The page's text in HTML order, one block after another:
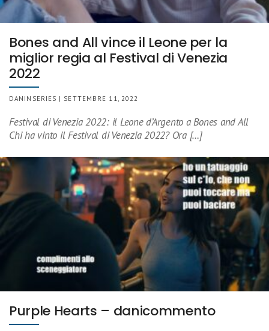
Bones and All vince il Leone per la
miglior regia al Festival di Venezia
2022
DANINSERIES | SETTEMBRE 11, 2022
Festival di Venezia 2022: il Leone d’Argento a Bones and All
Chi ha vinto il Festival di Venezia 2022? Ora […]
Purple Hearts – danicommento